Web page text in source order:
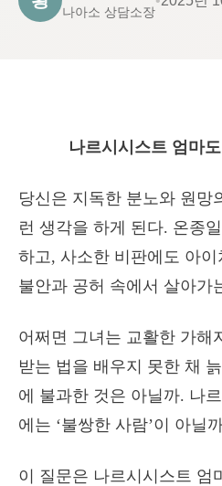
나아소 상담소장
나르시시스트 엄마
당신은 지독한 분노와 원망
런 생각을 하게 된다. 온종
하고, 사소한 비판에도 아
불안과 공허 속에서 살아가
어쩌면 그녀는 교활한 가해
받는 법을 배우지 못한 채
에 불과한 것은 아닐까. 나
에는 ‘불쌍한 사람’이 아닐
이 질문은 나르시시스트 엄